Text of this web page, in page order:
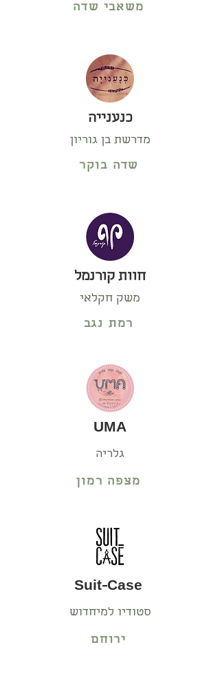
משאבי שדה
כנענייה
מדרשת בן גוריון
שדה בוקר
חוות קורנמל
משק חקלאי
רמת נגב
UMA
גלריה
מצפה רמון
Suit-Case
סטודיו למיחדוש
ירוחם